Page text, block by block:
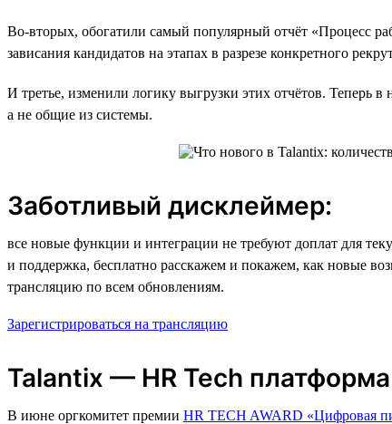
Во-вторых, обогатили самый популярный отчёт «Процесс
зависания кандидатов на этапах в разрезе конкретного
И третье, изменили логику выгрузки этих отчётов. Теперь
а не общие из системы.
Заботливый дисклеймер:
все новые функции и интеграции не требуют доплат для
и поддержка, бесплатно расскажем и покажем, как новые
трансляцию по всем обновлениям.
Зарегистрироваться на трансляцию
Talantix — HR Tech платформа
В июне оргкомитет премии HR TECH AWARD «Цифровая